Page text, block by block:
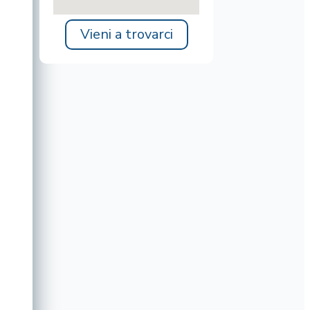
Vieni a trovarci